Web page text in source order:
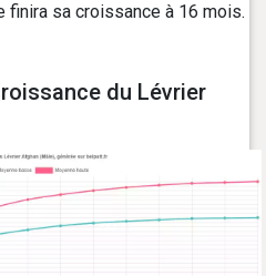
finira sa croissance à 16 mois.
du Lévrier